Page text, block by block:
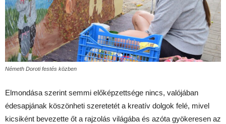
Németh Doroti festés közben
Elmondása szerint semmi előképzettsége nincs, valójában
édesapjának köszönheti szeretetét a kreatív dolgok felé, mivel
kicsiként bevezette őt a rajzolás világába és azóta gyökeresen az